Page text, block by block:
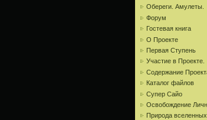
Обереги. Амулеты.
Форум
Гостевая книга
О Проекте
Первая Ступень
Участие в Проекте.
Содержание
Каталог файлов
Супер Сайо
Освобождение
Природа вселенных.